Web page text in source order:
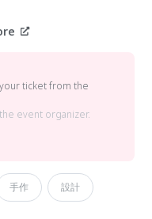
ticket from the
event organizer.
手作 設計